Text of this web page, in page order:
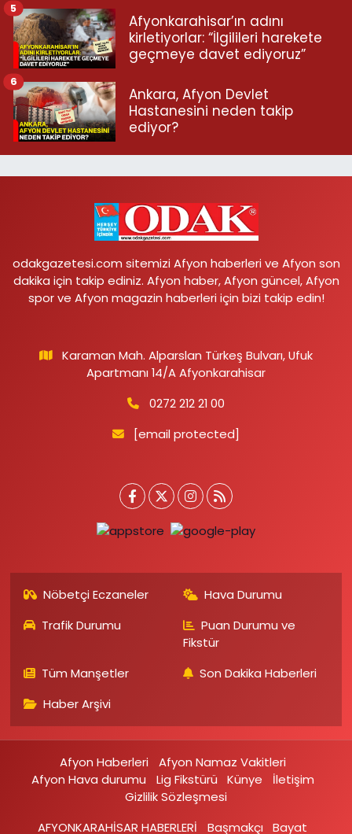
Afyonkarahisar’ın adını
kirletiyorlar: “İlgilileri harekete
geçmeye davet ediyoruz”
5
Ankara, Afyon Devlet
Hastanesini neden takip
ediyor?
6
odakgazetesi.com sitemizi Afyon haberleri ve Afyon son
dakika için takip ediniz. Afyon haber, Afyon güncel, Afyon
spor ve Afyon magazin haberleri için bizi takip edin!
Karaman Mah. Alparslan Türkeş Bulvarı, Ufuk
Apartmanı 14/A Afyonkarahisar
0272 212 21 00
[email protected]
Nöbetçi Eczaneler
Hava Durumu
Trafik Durumu
Puan Durumu ve
Fikstür
Tüm Manşetler
Son Dakika Haberleri
Haber Arşivi
Afyon Haberleri
Afyon Namaz Vakitleri
Afyon Hava durumu
Lig Fikstürü Künye
İletişim
Gizlilik Sözleşmesi
AFYONKARAHİSAR HABERLERİ
Başmakçı Bayat